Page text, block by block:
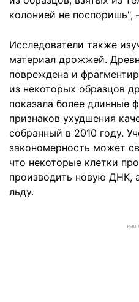
колонией не поспоришь",
Исследователи также
материал дрожжей.
повреждена и
из некоторых образцов
показала более длинные
признаков ухудшения
собранный в 2010 году.
закономерность может
что некоторые клетки
производить новую ДНК,
льду.